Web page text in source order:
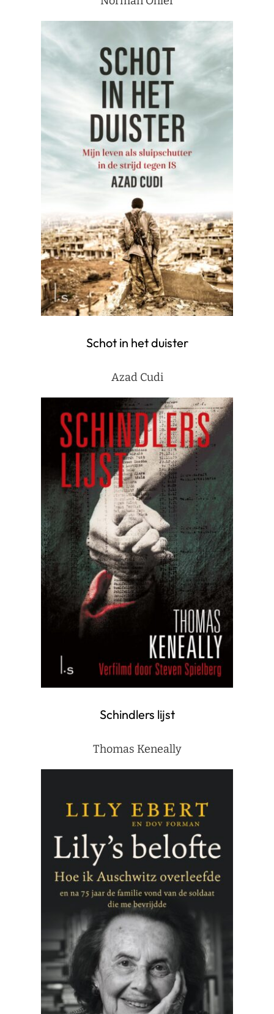
Schot in het duister
Azad Cudi
Schindlers lijst
Thomas Keneally